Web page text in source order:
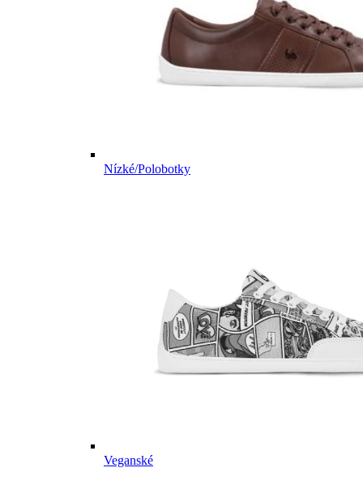
Nízké/Polobotky
Veganské